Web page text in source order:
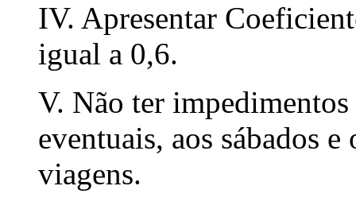
IV. Apresentar
igual a 0,6.
V. Não ter
eventuais, aos sábados
viagens.